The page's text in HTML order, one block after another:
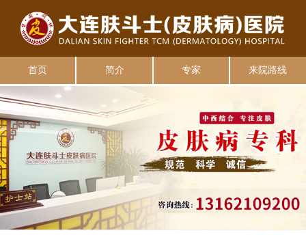
首页 简介 专家 来院路线